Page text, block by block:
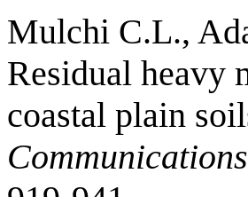
Mulchi C.L.,
Residual heavy
coastal plain